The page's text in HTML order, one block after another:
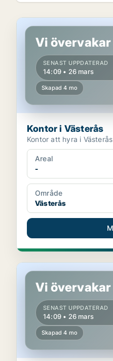
Kontor i Västerås
Vi
SENAST UPPDATERAD
14:09 • 26 mars
Skapad 4 mo
Kontor i Västerås
Kontor att hyra i Västerås
Areal
-
Område
Västerås
Butikslokal i Västerås
Vi
SENAST UPPDATERAD
14:09 • 26 mars
Skapad 4 mo